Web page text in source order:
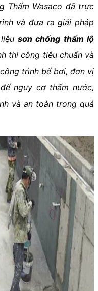
Thấm Wasaco đã trực
và đưa ra giải pháp
liệusơn chống thấm lộ
thi công tiêu chuẩn và
trình bể bơi, đơn vị
nguy cơ thấm nước,
và an toàn trong quá